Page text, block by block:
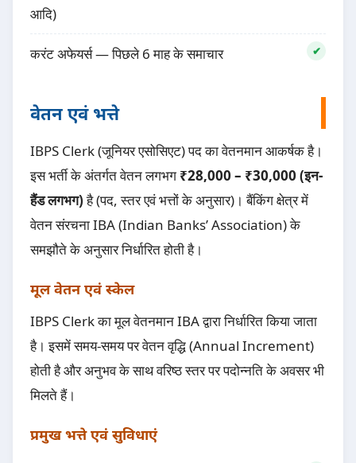
आदि)
करंट अफेयर्स — पिछले 6 माह के समाचार
वेतन एवं भत्ते
IBPS Clerk (जूनियर एसोसिएट) पद का वेतनमान आकर्षक है।
इस भर्ती के अंतर्गत वेतन लगभग ₹28,000 – ₹30,000 (इन-
हैंड लगभग)है (पद, स्तर एवं भत्तों के अनुसार)। बैंकिंग क्षेत्र में
वेतन संरचना IBA (Indian Banks’ Association) के
समझौते के अनुसार निर्धारित होती है।
मूल वेतन एवं स्केल
IBPS Clerk का मूल वेतनमान IBA द्वारा निर्धारित किया जाता
है। इसमें समय-समय पर वेतन वृद्धि (Annual Increment)
होती है और अनुभव के साथ वरिष्ठ स्तर पर पदोन्नति के अवसर भी
मिलते हैं।
प्रमुख भत्ते एवं सुविधाएं